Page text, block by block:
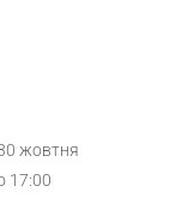
жовтня
17:00